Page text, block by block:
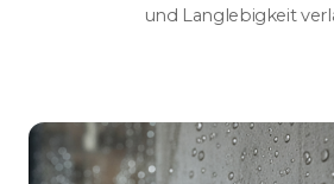
und Langlebigkeit